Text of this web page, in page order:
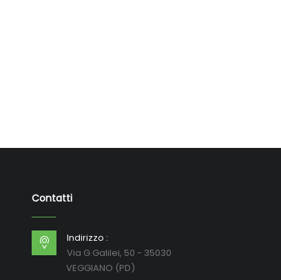
Contatti
Indirizzo :
Via G.Galilei, 50 - 35030
VEGGIANO (PD)